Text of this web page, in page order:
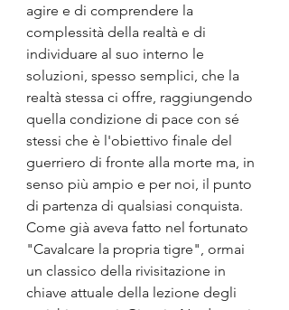
agire e di comprendere la
complessità della realtà e di
individuare al suo interno le
soluzioni, spesso semplici, che la
realtà stessa ci offre, raggiungendo
quella condizione di pace con sé
stessi che è l'obiettivo finale del
guerriero di fronte alla morte ma, in
senso più ampio e per noi, il punto
di partenza di qualsiasi conquista.
Come già aveva fatto nel fortunato
"Cavalcare la propria tigre", ormai
un classico della rivisitazione in
chiave attuale della lezione degli